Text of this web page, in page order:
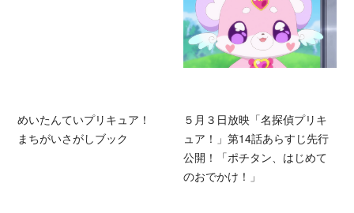
めいたんていプリキュア！
まちがいさがしブック
５月３日放映「名探偵プリキ
ュア！」第14話あらすじ先行
公開！「ポチタン、はじめて
のおでかけ！」